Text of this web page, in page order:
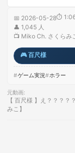
📅 2026-05-28⏱
👤 1,045 人
📺 Miko Ch. さくらみ
🎮百尺様
ゲーム実況 ホラー
元動画:
【 百尺様 】え？？？
みこ】